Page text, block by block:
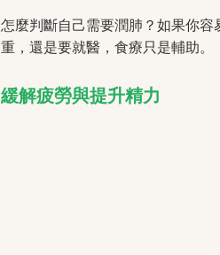
怎麼判斷自己需要潤肺？如果你
重，還是要就醫，食療只是輔助。
緩解疲勞與提升精力